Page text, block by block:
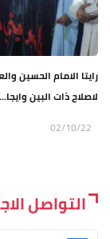
رايتا الامام الحسين
لاصلاح ذات البين وايجا...
02/10/22
التواصل